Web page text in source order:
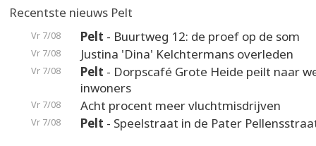
Recentste nieuws Pelt
Vr 7/08 Pelt - Buurtweg 12: de proef op de som
Vr 7/08 Justina 'Dina' Kelchtermans overleden
Vr 7/08 Pelt - Dorpscafé Grote Heide peilt naar
inwoners
Vr 7/08 Acht procent meer vluchtmisdrijven
Vr 7/08 Pelt - Speelstraat in de Pater